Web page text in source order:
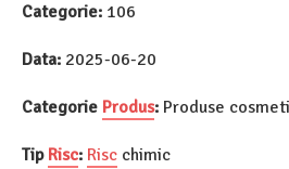
Categorie: 106
Data: 2025-06-20
Categorie Produs: Produse
Tip Risc: Risc chimic